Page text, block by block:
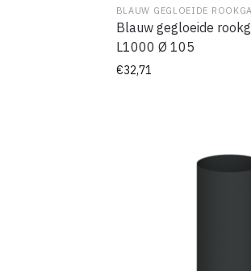
BLAUW GEGLOEIDE
Blauw gegloeide
L1000 Ø 105
€32,71